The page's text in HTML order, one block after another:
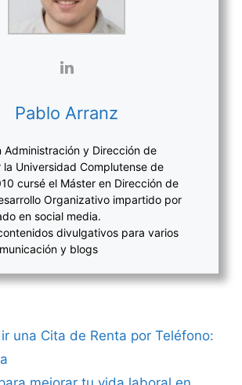
Pablo Arranz
Administración y Dirección de
la Universidad Complutense de
cursé el Máster en Dirección de
Organizativo impartido por
en social media.
divulgativos para varios
y blogs
una Cita de Renta por Teléfono: